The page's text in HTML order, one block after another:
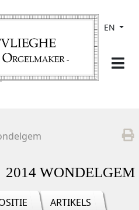
EN
2014 WONDELGEM
ARTIKELS